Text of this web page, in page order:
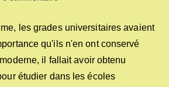
:
les grades universitaires avaient
qu'ils n'en ont conservé
il fallait avoir obtenu
étudier dans les écoles